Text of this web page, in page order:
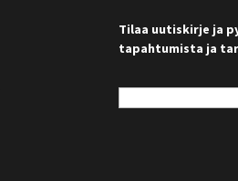
Tilaa uutiskirje ja
tapahtumista ja